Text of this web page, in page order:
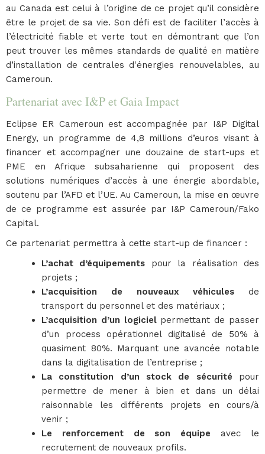
au Canada est celui à l’origine de ce projet qu’il considère
être le projet de sa vie. Son défi est de faciliter l’accès à
l’électricité fiable et verte tout en démontrant que l’on
peut trouver les mêmes standards de qualité en matière
d’installation de centrales d'énergies renouvelables, au
Cameroun.
Partenariat avec I&P et Gaia Impact
Eclipse ER Cameroun est accompagnée par I&P Digital
Energy, un programme de 4,8 millions d’euros visant à
financer et accompagner une douzaine de start-ups et
PME en Afrique subsaharienne qui proposent des
solutions numériques d’accès à une énergie abordable,
soutenu par l’AFD et l’UE. Au Cameroun, la mise en œuvre
de ce programme est assurée par I&P Cameroun/Fako
Capital.
Ce partenariat permettra à cette start-up de financer :
L’achat d’équipements pour la réalisation des
projets ;
L’acquisition de nouveaux véhicules de
transport du personnel et des matériaux ;
L’acquisition d’un logicielpermettant de passer
d’un process opérationnel digitalisé de 50% à
quasiment 80%. Marquant une avancée notable
dans la digitalisation de l’entreprise ;
La constitution d’un stock de sécurité pour
permettre de mener à bien et dans un délai
raisonnable les différents projets en cours/à
venir ;
Le renforcement de son équipe avec le
recrutement de nouveaux profils.